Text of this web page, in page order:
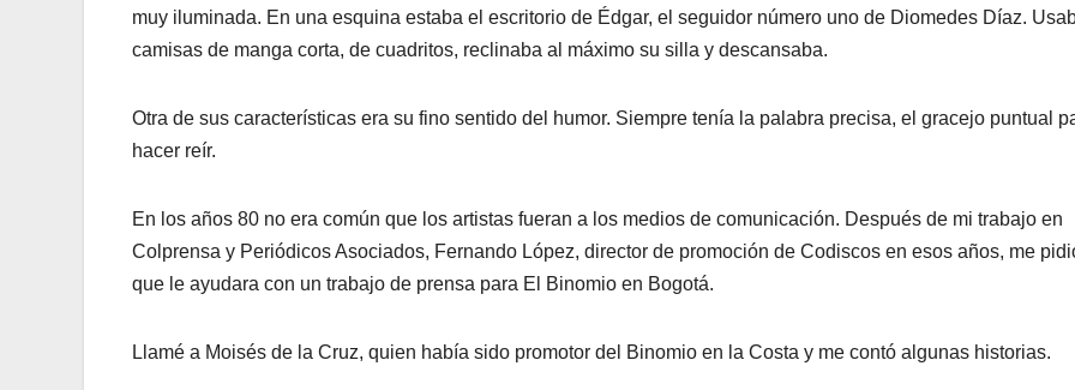
muy iluminada. En una esquina estaba el escritorio de Édgar, el seguidor número uno de Diomedes Díaz.
camisas de manga corta, de cuadritos, reclinaba al máximo su silla y descansaba.
Otra de sus características era su fino sentido del humor. Siempre tenía la palabra precisa, el gracejo puntual
hacer reír.
En los años 80 no era común que los artistas fueran a los medios de comunicación. Después de mi trabajo en
Colprensa y Periódicos Asociados, Fernando López, director de promoción de Codiscos en esos años, me
que le ayudara con un trabajo de prensa para El Binomio en Bogotá.
Llamé a Moisés de la Cruz, quien había sido promotor del Binomio en la Costa y me contó algunas historias.